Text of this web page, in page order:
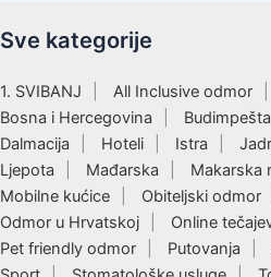
Sve kategorije
1. SVIBANJ All Inclusive odmor
Bosna i Hercegovina
Budimpešta
Dalmacija
Hoteli Istra
Ljepota
Mađarska Makarska
Mobilne kućice
Obiteljski odmor
Odmor u Hrvatskoj
Online
Pet friendly odmor
Putovanja